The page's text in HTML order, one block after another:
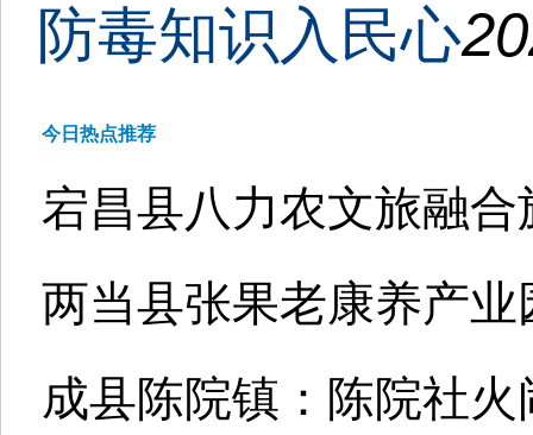
防毒知识入民心
今日热点推荐
宕昌县八力农文旅融
两当县张果老康养产业
成县陈院镇：陈院社